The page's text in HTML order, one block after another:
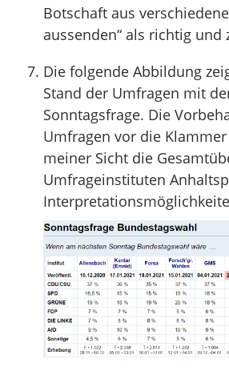
Botschaft aus
aussenden“ als richtig und
Die folgende Abbildung
Stand der Umfragen mit
Sonntagsfrage. Die
Umfragen vor die
meiner Sicht die
Umfrageinstituten